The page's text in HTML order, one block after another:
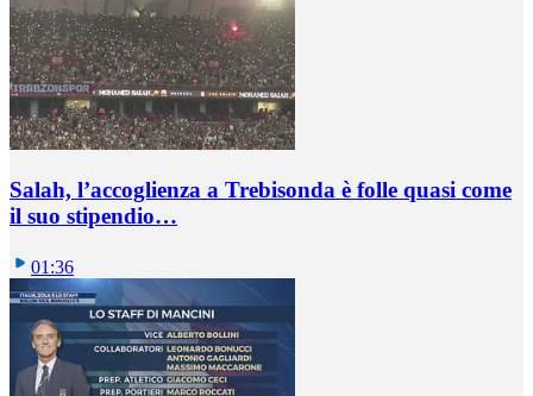
Salah, l’accoglienza a Trebisonda è folle quasi come
il suo stipendio…
01:36